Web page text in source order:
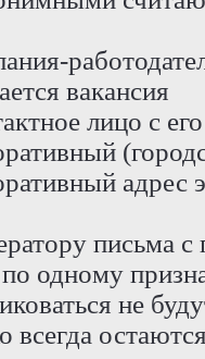
вакансия
лицо с
адрес
письма
одному
не